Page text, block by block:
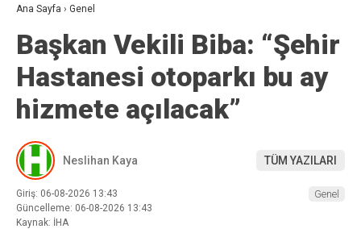
Ana Sayfa › Genel
Başkan Vekili Biba: “Şehir
Hastanesi otoparkı bu ay
hizmete açılacak”
Neslihan Kaya TÜM YAZILARI
Giriş: 06-08-2026 13:43
Güncelleme: 06-08-2026 13:43
Kaynak: İHA
Genel